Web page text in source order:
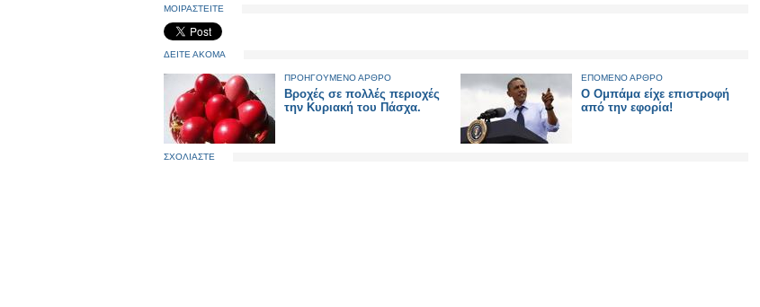
ΜΟΙΡΑΣΤΕΙΤΕ
ΔΕΙΤΕ ΑΚΟΜΑ
ΠΡΟΗΓΟΥΜΕΝΟ ΑΡΘΡΟ
Βροχές σε πολλές περιοχές
την Κυριακή του Πάσχα.
ΕΠΟΜΕΝΟ ΑΡΘΡΟ
Ο Ομπάμα είχε επιστροφή
από την εφορία!
ΣΧΟΛΙΑΣΤΕ